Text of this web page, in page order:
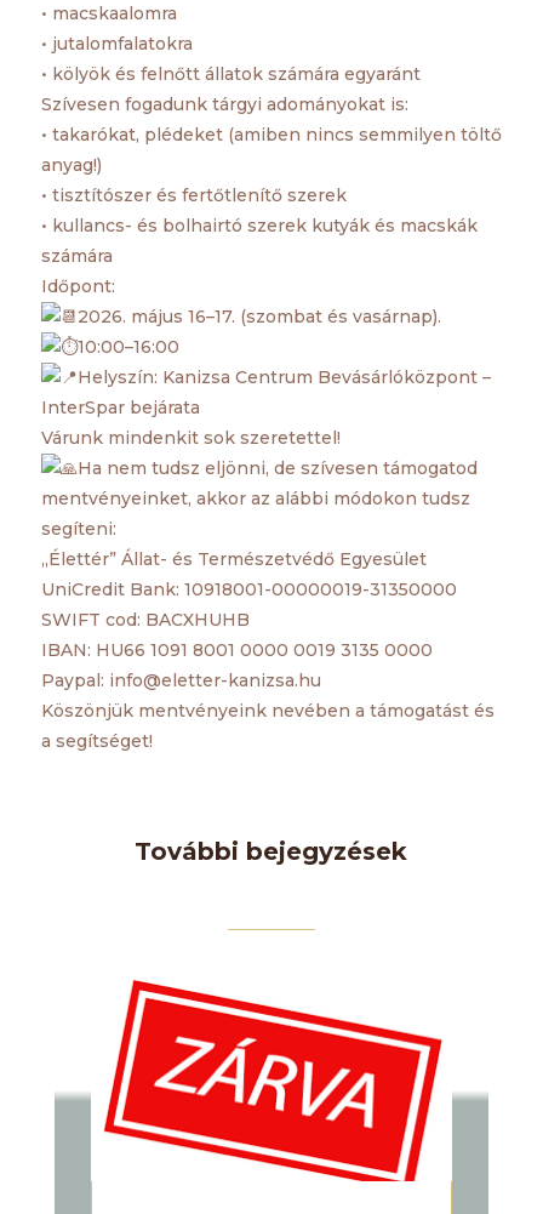
• macskaalomra
• jutalomfalatokra
• kölyök és felnőtt állatok számára egyaránt
Szívesen fogadunk tárgyi adományokat is:
• takarókat, plédeket (amiben nincs semmilyen töltő
anyag!)
• tisztítószer és fertőtlenítő szerek
• kullancs- és bolhairtó szerek kutyák és macskák
számára
Időpont:
2026. május 16–17. (szombat és vasárnap).
10:00–16:00
Helyszín: Kanizsa Centrum Bevásárlóközpont –
InterSpar bejárata
Várunk mindenkit sok szeretettel!
Ha nem tudsz eljönni, de szívesen támogatod
mentvényeinket, akkor az alábbi módokon tudsz
segíteni:
„Élettér” Állat- és Természetvédő Egyesület
UniCredit Bank: 10918001-00000019-31350000
SWIFT cod: BACXHUHB
IBAN: HU66 1091 8001 0000 0019 3135 0000
Paypal: info@eletter-kanizsa.hu
Köszönjük mentvényeink nevében a támogatást és
a segítséget!
További bejegyzések